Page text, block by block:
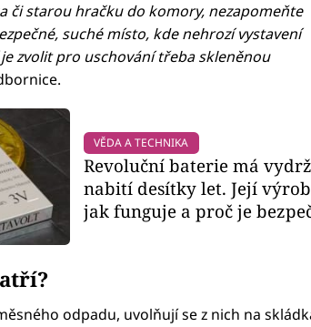
či starou hračku do komory, nezapomeňte
suché místo, kde nehrozí vystavení
zvolit pro uschování třeba skleněnou
VĚDA A TECHNIKA
Revoluční baterie má
nabití desítky let. Její
jak funguje a proč je
odpadu, uvolňují se z nich na